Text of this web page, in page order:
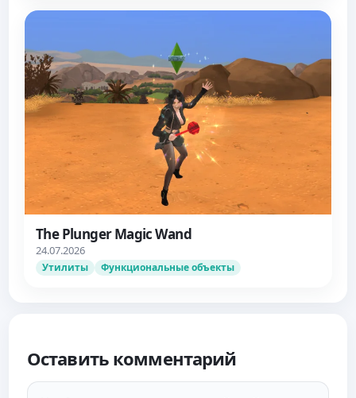
The Plunger Magic Wand
24.07.2026
Утилиты Функциональные объекты
Оставить комментарий